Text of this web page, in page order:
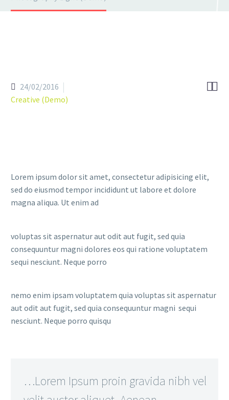

24/02/2016
Creative (Demo)
Lorem ipsum dolor sit amet, consectetur adipisicing elit,
sed do eiusmod tempor incididunt ut labore et dolore
magna aliqua. Ut enim ad
voluptas sit aspernatur aut odit aut fugit, sed quia
consequuntur magni dolores eos qui ratione voluptatem
sequi nesciunt. Neque porro
nemo enim ipsam voluptatem quia voluptas sit aspernatur
aut odit aut fugit, sed quia consequuntur magni sequi
nesciunt. Neque porro quisqu
…Lorem Ipsum proin gravida nibh vel